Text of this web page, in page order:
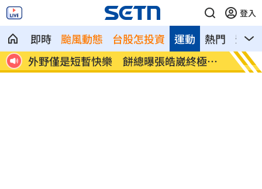
登入
即時 颱風動態 台股怎投資 熱門 影音
運動
休 外野僅是短暫快樂 餅總曝張皓崴終極目
標
想靠